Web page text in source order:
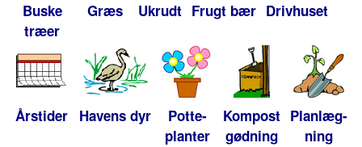
Buske
træer
Græs Ukrudt Frugt bær Drivhuset
Årstider Havens dyr
Potte-
planter
Kompost
gødning
Planlæg-
ning